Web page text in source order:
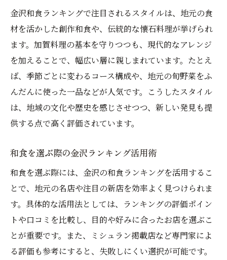
金沢和食ランキングで注目されるスタイルは、地元の食
材を活かした創作和食や、伝統的な懐石料理が挙げられ
ます。加賀料理の基本を守りつつも、現代的なアレンジ
を加えることで、幅広い層に親しまれています。たとえ
ば、季節ごとに変わるコース構成や、地元の旬野菜をふ
んだんに使った一品などが人気です。こうしたスタイル
は、地域の文化や歴史を感じさせつつ、新しい発見も提
供する点で高く評価されています。
和食を選ぶ際の金沢ランキング活用術
和食を選ぶ際には、金沢の和食ランキングを活用するこ
とで、地元の名店や注目の新店を効率よく見つけられま
す。具体的な活用法としては、ランキングの評価ポイン
トや口コミを比較し、目的や好みに合ったお店を選ぶこ
とが重要です。また、ミシュラン掲載店など専門家によ
る評価も参考にすると、失敗しにくい選択が可能です。